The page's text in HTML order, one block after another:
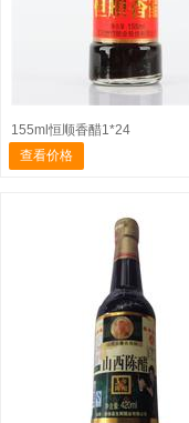
155ml恒顺香醋1*24
查看价格